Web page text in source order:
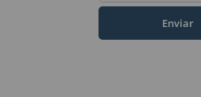
Enviar